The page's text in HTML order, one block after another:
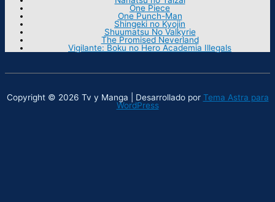
One Piece
One Punch-Man
Shingeki no Kyojin
Shuumatsu No Valkyrie
The Promised Neverland
Vigilante: Boku no Hero Academia Illegals
Copyright © 2026 Tv y Manga | Desarrollado por Tema Astra para
WordPress